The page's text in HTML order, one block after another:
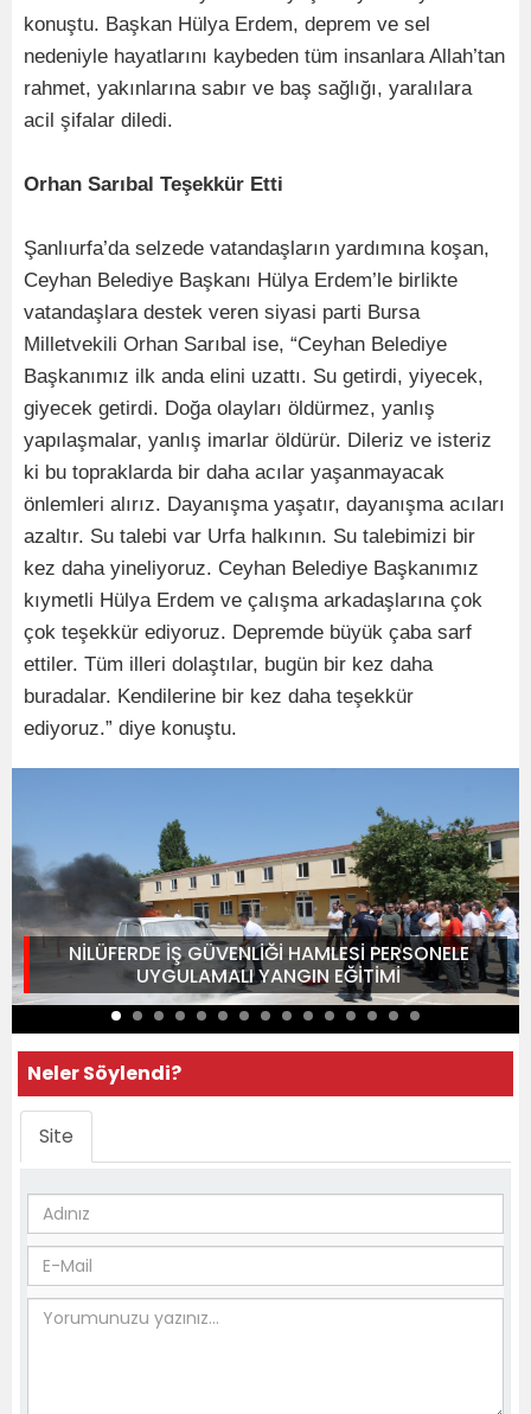
konuştu. Başkan Hülya Erdem, deprem ve sel
nedeniyle hayatlarını kaybeden tüm insanlara Allah’tan
rahmet, yakınlarına sabır ve baş sağlığı, yaralılara
acil şifalar diledi.
Orhan Sarıbal Teşekkür Etti
Şanlıurfa’da selzede vatandaşların yardımına koşan,
Ceyhan Belediye Başkanı Hülya Erdem’le birlikte
vatandaşlara destek veren siyasi parti Bursa
Milletvekili Orhan Sarıbal ise, “Ceyhan Belediye
Başkanımız ilk anda elini uzattı. Su getirdi, yiyecek,
giyecek getirdi. Doğa olayları öldürmez, yanlış
yapılaşmalar, yanlış imarlar öldürür. Dileriz ve isteriz
ki bu topraklarda bir daha acılar yaşanmayacak
önlemleri alırız. Dayanışma yaşatır, dayanışma acıları
azaltır. Su talebi var Urfa halkının. Su talebimizi bir
kez daha yineliyoruz. Ceyhan Belediye Başkanımız
kıymetli Hülya Erdem ve çalışma arkadaşlarına çok
çok teşekkür ediyoruz. Depremde büyük çaba sarf
ettiler. Tüm illeri dolaştılar, bugün bir kez daha
buradalar. Kendilerine bir kez daha teşekkür
ediyoruz.” diye konuştu.
NİLÜFERDE İŞ GÜVENLİĞİ HAMLESİ PERSONELE
UYGULAMALI YANGIN EĞİTİMİ
Neler Söylendi?
Site